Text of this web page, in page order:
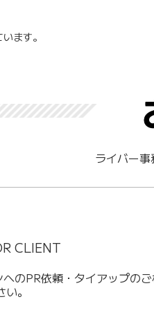
ます。
ライバー
CLIENT
のPR依頼・タイアップの
。